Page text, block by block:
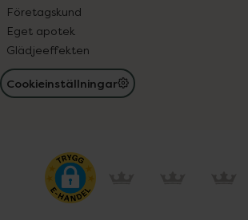
Företagskund
Eget apotek
Glädjeeffekten
Cookieinställningar